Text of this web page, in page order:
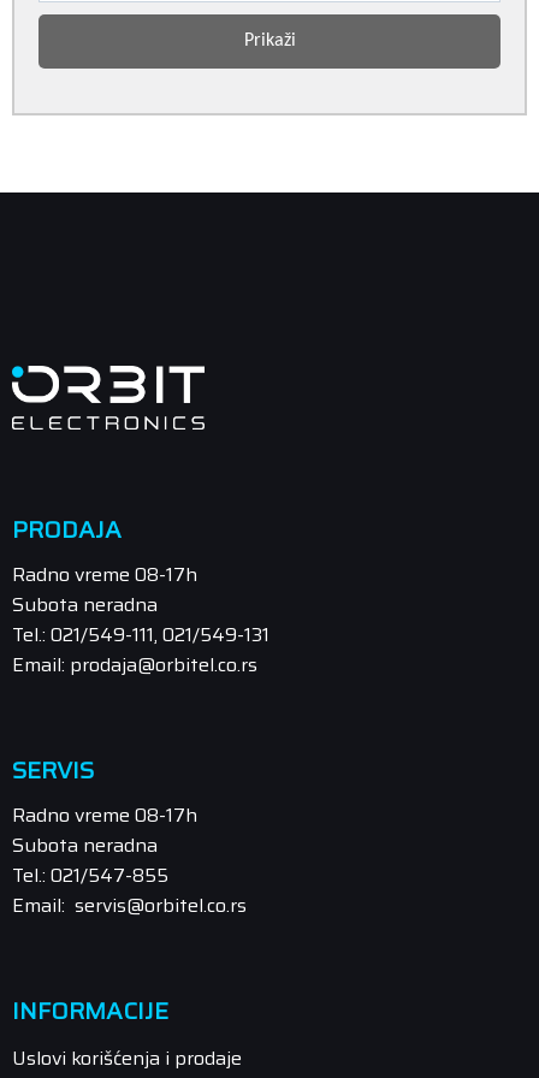
Prikaži
PRODAJA
Radno vreme 08-17h
Subota neradna
Tel.: 021/549-111, 021/549-131
Email: prodaja@orbitel.co.rs
SERVIS
Radno vreme 08-17h
Subota neradna
Tel.: 021/547-855
Email: servis@orbitel.co.rs
INFORMACIJE
Uslovi korišćenja i prodaje